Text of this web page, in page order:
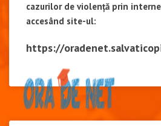
cazurilor de violență prin
accesând site-ul:
https://